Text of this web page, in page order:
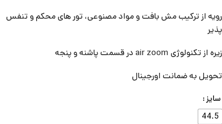
رویه از ترکیب مش بافت و مواد مصنوعی، تور های محکم و تنفس
پذیر
زیره از تکنولوژی air zoom در قسمت پاشنه و پنجه
تحویل به ضمانت اورجینال
سایز
44.5